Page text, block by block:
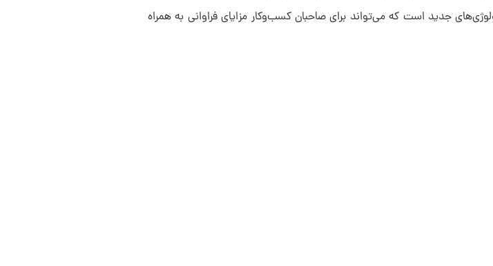
جدید است که می‌تواند برای صاحبان کسب‌وکار مزایای فراوانی به همراه